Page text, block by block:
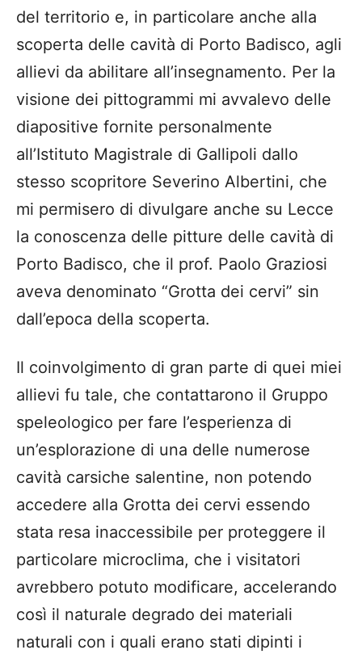
del territorio e, in particolare anche alla
scoperta delle cavità di Porto Badisco, agli
allievi da abilitare all’insegnamento. Per la
visione dei pittogrammi mi avvalevo delle
diapositive fornite personalmente
all’Istituto Magistrale di Gallipoli dallo
stesso scopritore Severino Albertini, che
mi permisero di divulgare anche su Lecce
la conoscenza delle pitture delle cavità di
Porto Badisco, che il prof. Paolo Graziosi
aveva denominato “Grotta dei cervi” sin
dall’epoca della scoperta.
Il coinvolgimento di gran parte di quei miei
allievi fu tale, che contattarono il Gruppo
speleologico per fare l’esperienza di
un’esplorazione di una delle numerose
cavità carsiche salentine, non potendo
accedere alla Grotta dei cervi essendo
stata resa inaccessibile per proteggere il
particolare microclima, che i visitatori
avrebbero potuto modificare, accelerando
così il naturale degrado dei materiali
naturali con i quali erano stati dipinti i